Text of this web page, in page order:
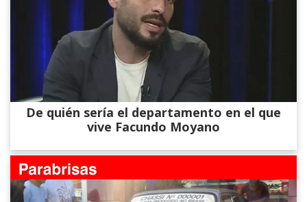
De quién sería el departamento en el que
vive Facundo Moyano